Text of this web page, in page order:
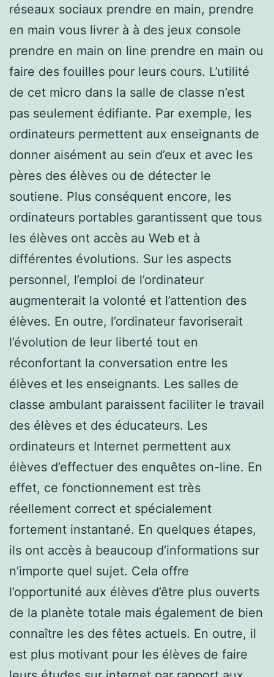
réseaux sociaux prendre en main, prendre
en main vous livrer à à des jeux console
prendre en main on line prendre en main ou
faire des fouilles pour leurs cours. L’utilité
de cet micro dans la salle de classe n’est
pas seulement édifiante. Par exemple, les
ordinateurs permettent aux enseignants de
donner aisément au sein d’eux et avec les
pères des élèves ou de détecter le
soutiene. Plus conséquent encore, les
ordinateurs portables garantissent que tous
les élèves ont accès au Web et à
différentes évolutions. Sur les aspects
personnel, l’emploi de l’ordinateur
augmenterait la volonté et l’attention des
élèves. En outre, l’ordinateur favoriserait
l’évolution de leur liberté tout en
réconfortant la conversation entre les
élèves et les enseignants. Les salles de
classe ambulant paraissent faciliter le travail
des élèves et des éducateurs. Les
ordinateurs et Internet permettent aux
élèves d’effectuer des enquêtes on-line. En
effet, ce fonctionnement est très
réellement correct et spécialement
fortement instantané. En quelques étapes,
ils ont accès à beaucoup d’informations sur
n’importe quel sujet. Cela offre
l’opportunité aux élèves d’être plus ouverts
de la planète totale mais également de bien
connaître les des fêtes actuels. En outre, il
est plus motivant pour les élèves de faire